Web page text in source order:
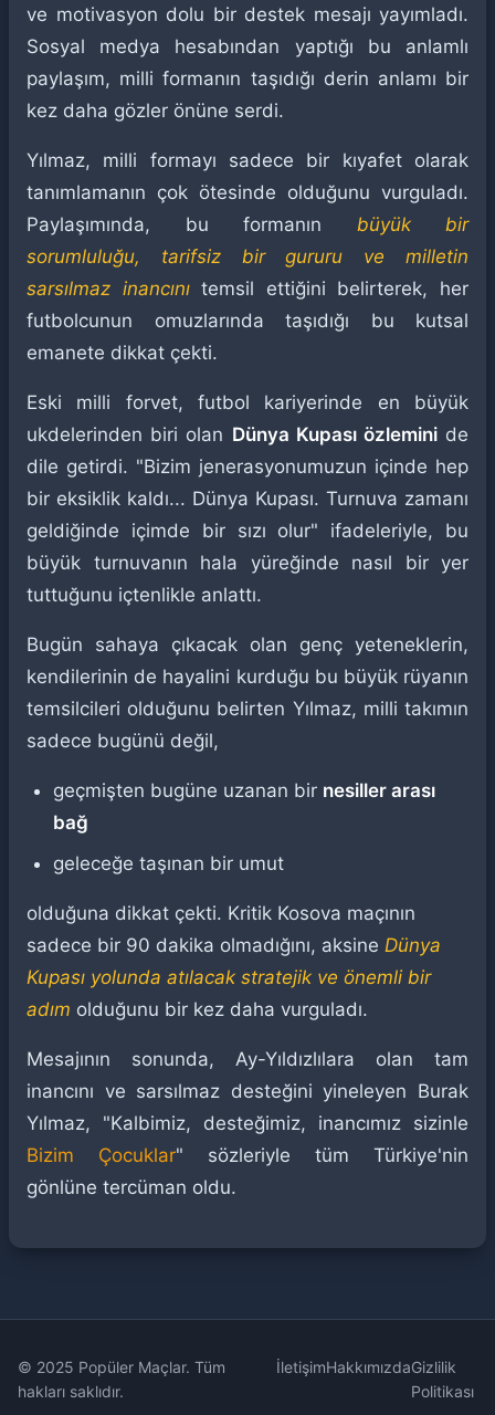
ve motivasyon dolu bir destek mesajı yayımladı.
Sosyal medya hesabından yaptığı bu anlamlı
paylaşım, milli formanın taşıdığı derin anlamı bir
kez daha gözler önüne serdi.
Yılmaz, milli formayı sadece bir kıyafet olarak
tanımlamanın çok ötesinde olduğunu vurguladı.
Paylaşımında, bu formanın büyük bir
sorumluluğu, tarifsiz bir gururu ve milletin
sarsılmaz inancınıtemsil ettiğini belirterek, her
futbolcunun omuzlarında taşıdığı bu kutsal
emanete dikkat çekti.
Eski milli forvet, futbol kariyerinde en büyük
ukdelerinden biri olan Dünya Kupası özleminide
dile getirdi. "Bizim jenerasyonumuzun içinde hep
bir eksiklik kaldı... Dünya Kupası. Turnuva zamanı
geldiğinde içimde bir sızı olur" ifadeleriyle, bu
büyük turnuvanın hala yüreğinde nasıl bir yer
tuttuğunu içtenlikle anlattı.
Bugün sahaya çıkacak olan genç yeteneklerin,
kendilerinin de hayalini kurduğu bu büyük rüyanın
temsilcileri olduğunu belirten Yılmaz, milli takımın
sadece bugünü değil,
geçmişten bugüne uzanan bir nesiller arası
bağ
geleceğe taşınan bir umut
olduğuna dikkat çekti. Kritik Kosova maçının
sadece bir 90 dakika olmadığını, aksine Dünya
Kupası yolunda atılacak stratejik ve önemli bir
adım olduğunu bir kez daha vurguladı.
Mesajının sonunda, Ay-Yıldızlılara olan tam
inancını ve sarsılmaz desteğini yineleyen Burak
Yılmaz, "Kalbimiz, desteğimiz, inancımız sizinle
Bizim Çocuklar" sözleriyle tüm Türkiye'nin
gönlüne tercüman oldu.
© 2025 Popüler Maçlar. Tüm
hakları saklıdır.
İletişimHakkımızdaGizlilik
Politikası